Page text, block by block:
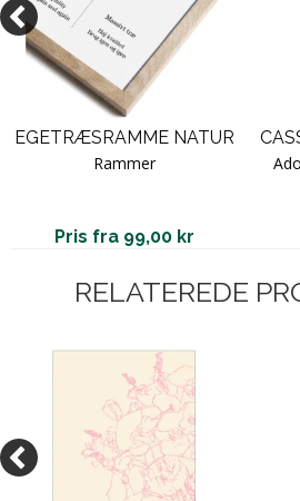
EGETRÆSRAMME NATUR
Rammer
Pris fra 99,00 kr
RELATEREDE